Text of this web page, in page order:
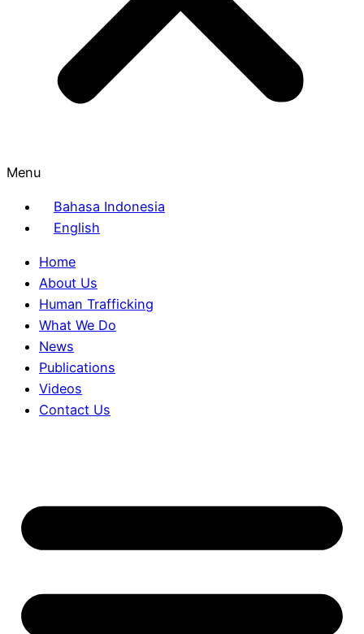
Menu
Bahasa Indonesia
English
Home
About Us
Human Trafficking
What We Do
News
Publications
Videos
Contact Us